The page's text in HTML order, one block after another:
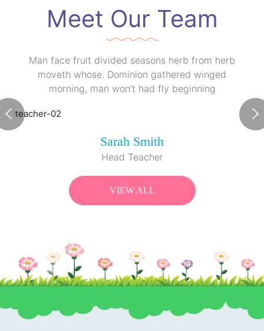
Meet Our Team
Man face fruit divided seasons herb from herb
moveth whose. Dominion gathered winged
morning, man won’t had fly beginning
Sarah Smith
Head Teacher
VIEW ALL